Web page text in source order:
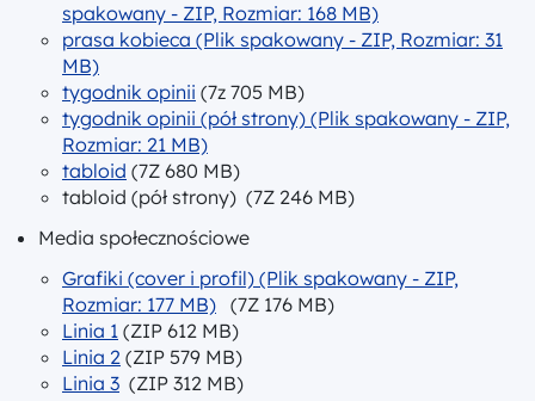
spakowany - ZIP, Rozmiar: 168 MB)
prasa kobieca (Plik spakowany - ZIP, Rozmiar: 31
MB)
tygodnik opinii (7z 705 MB)
tygodnik opinii (pół strony) (Plik spakowany - ZIP,
Rozmiar: 21 MB)
tabloid (7Z 680 MB)
tabloid (pół strony) (7Z 246 MB)
Media społecznościowe
Grafiki (cover i profil) (Plik spakowany - ZIP,
Rozmiar: 177 MB) (7Z 176 MB)
Linia 1 (ZIP 612 MB)
Linia 2 (ZIP 579 MB)
Linia 3 (ZIP 312 MB)